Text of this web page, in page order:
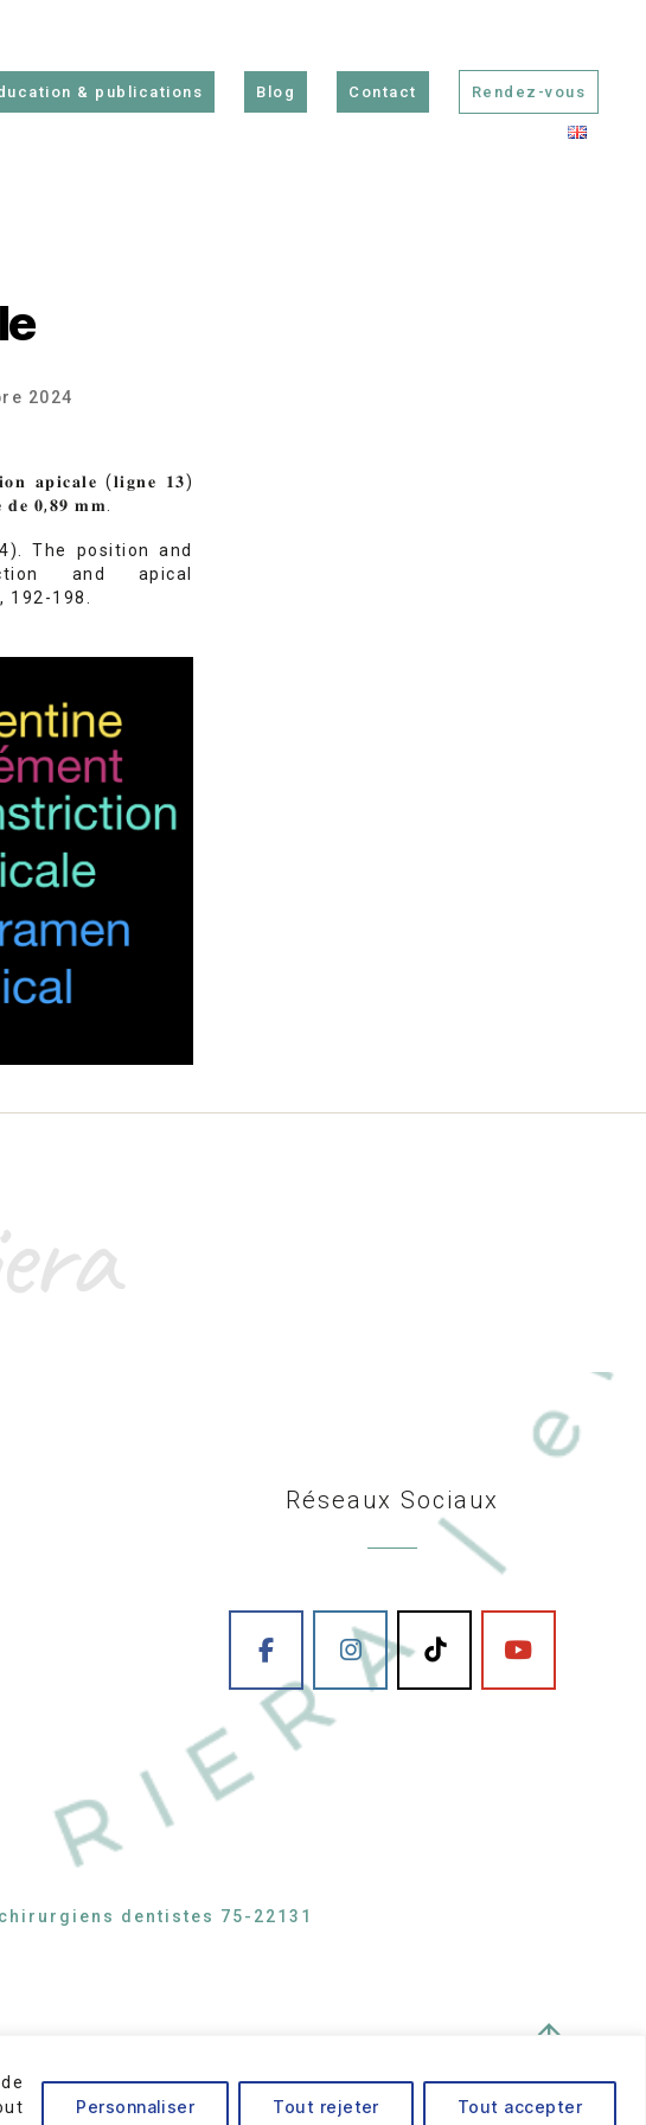
Personnaliser Tout rejeter Tout accepter
& publications Blog Contact Rendez-vous
2024
𝐚𝐩𝐢𝐜𝐚𝐥𝐞 (𝐥𝐢𝐠𝐧𝐞 𝟏𝟑)
𝐝𝐞 𝟎,𝟖𝟗 𝐦𝐦.
The position and
and apical
198.
Réseaux Sociaux
dentistes 75-22131
↑